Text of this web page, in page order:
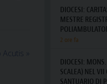
Acutis »